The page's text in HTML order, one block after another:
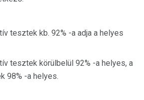
tesztek kb. 92% -a adja a helyes
tesztek körülbelül 92% -a helyes, a
98% -a helyes.